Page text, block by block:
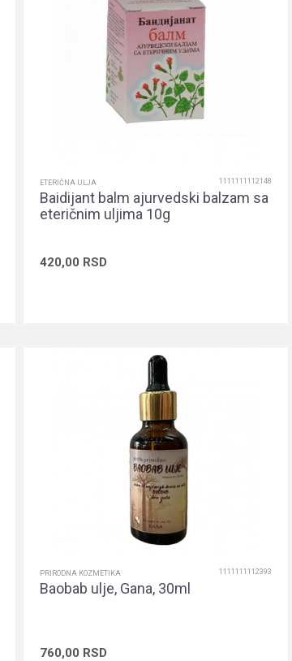
ETERIČNA ULJA 1111111112148
Baidijant balm ajurvedski balzam sa
eteričnim uljima 10g
420,00 RSD
PRIRODNA KOZMETIKA 1111111112393
Baobab ulje, Gana, 30ml
760,00 RSD